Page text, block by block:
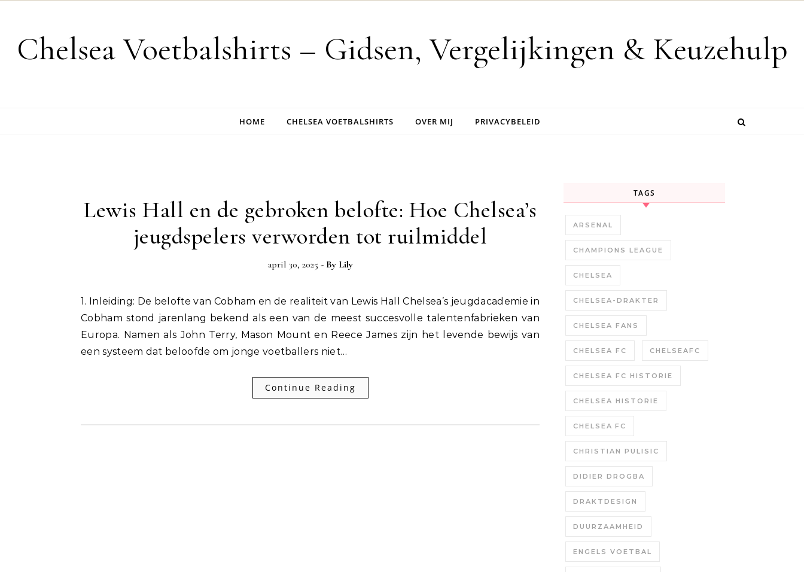
Chelsea Voetbalshirts – Gidsen, Vergelijkingen & Keuzehulp
HOME CHELSEA VOETBALSHIRTS OVER MIJ PRIVACYBELEID
Lewis Hall en de gebroken belofte: Hoe Chelsea’s
jeugdspelers verworden tot ruilmiddel
april 30, 2025 - By Lily
1. Inleiding: De belofte van Cobham en de realiteit van Lewis Hall Chelsea’s jeugdacademie in
Cobham stond jarenlang bekend als een van de meest succesvolle talentenfabrieken van
Europa. Namen als John Terry, Mason Mount en Reece James zijn het levende bewijs van
een systeem dat beloofde om jonge voetballers niet…
Continue Reading
TAGS
ARSENAL
CHAMPIONS LEAGUE
CHELSEA
CHELSEA-DRAKTER
CHELSEA FANS
CHELSEA FC CHELSEAFC
CHELSEA FC HISTORIE
CHELSEA HISTORIE
CHELSEA FC
CHRISTIAN PULISIC
DIDIER DROGBA
DRAKTDESIGN
DUURZAAMHEID
ENGELS VOETBAL